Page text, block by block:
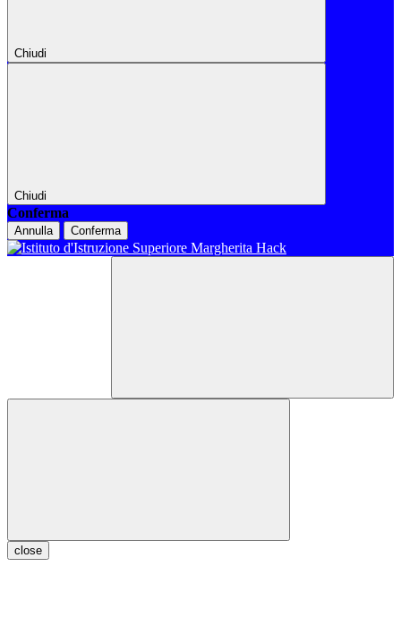
Chiudi
Chiudi
Conferma
Annulla Conferma
close